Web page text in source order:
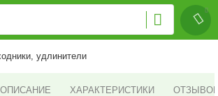
удлинители
ОПИСАНИЕ ХАРАКТЕРИСТИКИ ОТЗЫВОВ